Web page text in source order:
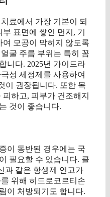
료에서 가장 기본이 되
표면에 쌓인 먼지, 기
모공이 막히지 않도록
굴 주름 부위는 특히 꼼
니다. 2025년 가이드라
성 세정제를 사용하여
이 권장됩니다. 또한 목
하고, 피부가 건조해지
것이 좋습니다.
이 동반된 경우에는 국
필요할 수 있습니다. 클
과 같은 항생제 연고가
위해 히드로코르티손
이 처방되기도 합니다.